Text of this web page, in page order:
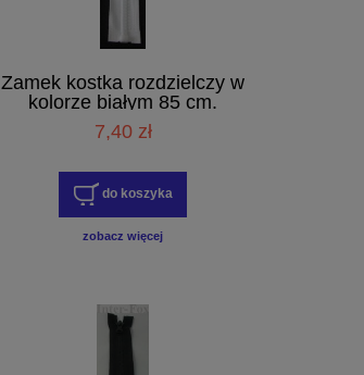
Zamek kostka rozdzielczy w
kolorze białym 85 cm.
7,40 zł
do koszyka
zobacz więcej